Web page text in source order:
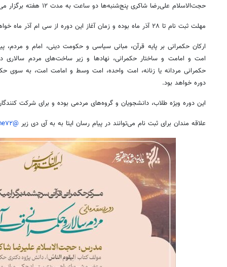
حجت‌الاسلام علی‌رضا شاکری پنج‌شنبه‌ها دو ساعت به مدت ۱۲ هفته برگزار می‌شود.
مهلت ثبت نام تا ۲۸ آذر ماه بوده و زمان آغاز این دوره از سی
ام آذر ماه
ارکان حکمرانی بر پایه قرآن، مبانی سیاسی و حکومت دینی، امام و مردم،
امت و امامت و ساختار حکمرانی، نهادها و زیر ساخت‌های مردم سالاری
حکمرانی مردانه یا زنانه، امت واحده، امت وسط و امامت امت، به سوی
دوره خواهد بود.
این دوره ویژه طلاب، دانشجویان و گروه‌های مردمی بوده و برای شرکت
علاقه مندان برای ثبت نام می‌توانند در پیام رسان ایتا به به آی دی زیر @sarcheshme۷۲